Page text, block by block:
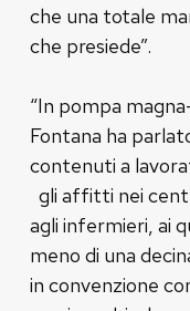
che una totale
che presiede”.
“In pompa
Fontana ha
contenuti a
gli affitti nei
agli infermieri, ai
meno di una
in convenzione